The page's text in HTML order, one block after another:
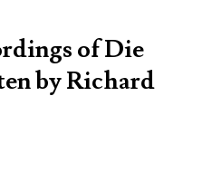
of Die
by Richard